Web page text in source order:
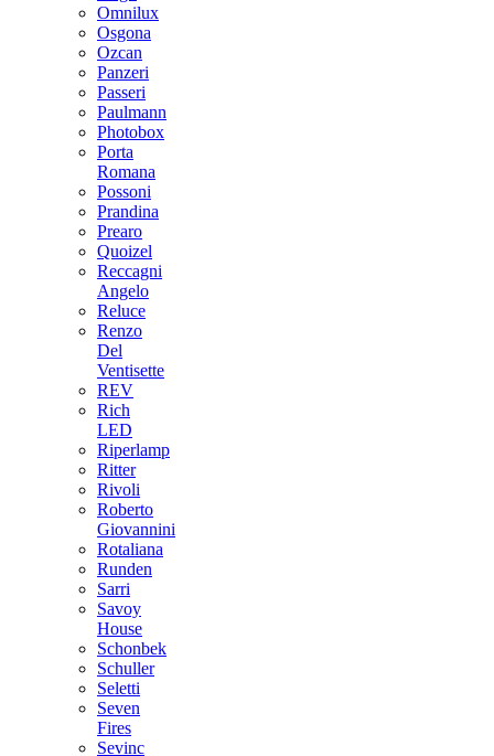
Omnilux
Osgona
Ozcan
Panzeri
Passeri
Paulmann
Photobox
Porta
Romana
Possoni
Prandina
Prearo
Quoizel
Reccagni
Angelo
Reluce
Renzo
Del
Ventisette
REV
Rich
LED
Riperlamp
Ritter
Rivoli
Roberto
Giovannini
Rotaliana
Runden
Sarri
Savoy
House
Schonbek
Schuller
Seletti
Seven
Fires
Sevinc